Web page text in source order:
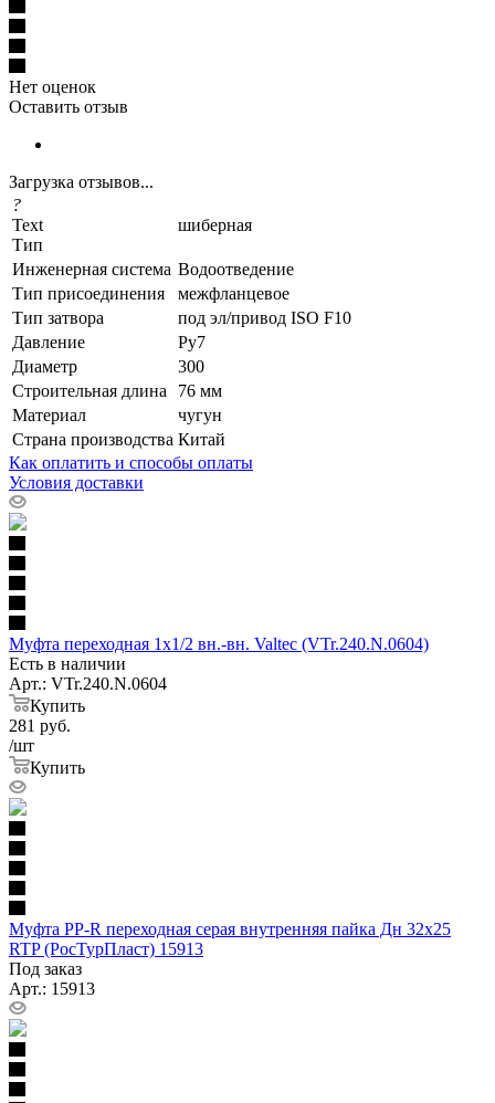
Нет оценок
Оставить отзыв
Загрузка отзывов...
?
Text
Тип
шиберная
Инженерная система Водоотведение
Тип присоединения
межфланцевое
Тип затвора
под эл/привод ISO F10
Давление
Ру7
Диаметр
300
Строительная длина
76 мм
Материал
чугун
Страна производства Китай
Как оплатить и способы оплаты
Условия доставки
Муфта переходная 1х1/2 вн.-вн. Valtec (VTr.240.N.0604)
Есть в наличии
Арт.: VTr.240.N.0604
Купить
281 руб.
/шт
Купить
Муфта PP-R переходная серая внутренняя пайка Дн 32х25
RTP (РосТурПласт) 15913
Под заказ
Арт.: 15913